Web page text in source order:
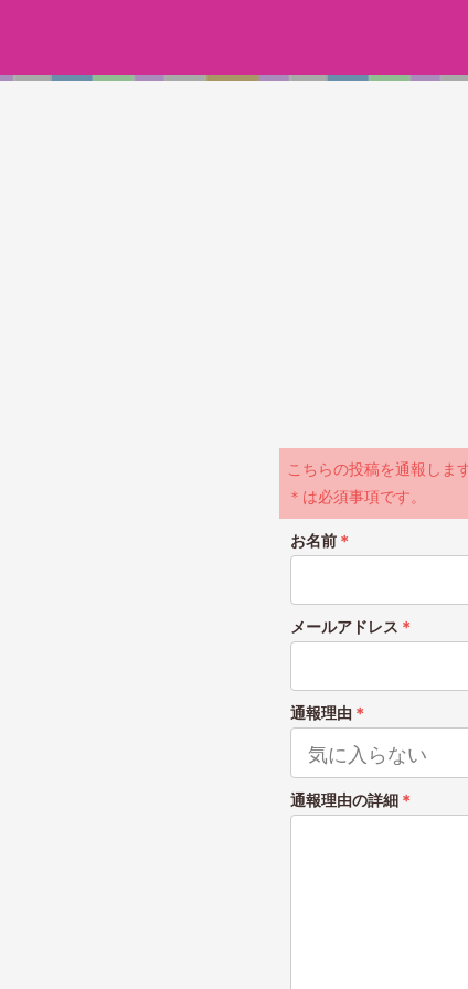
こちらの投稿を通報しま
＊は必須事項です。
お名前 ＊
メールアドレス ＊
通報理由 ＊
通報理由の詳細 ＊